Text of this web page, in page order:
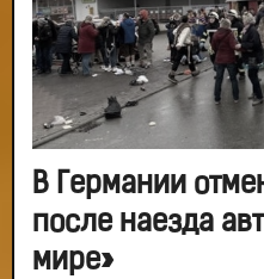
В Германии
после наезда
мире»